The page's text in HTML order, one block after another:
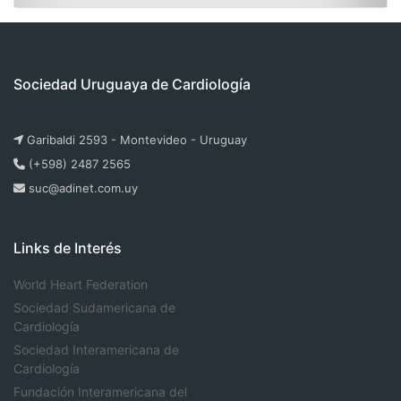
Sociedad Uruguaya de Cardiología
Garibaldi 2593 - Montevideo - Uruguay
(+598) 2487 2565
suc@adinet.com.uy
Links de Interés
World Heart Federation
Sociedad Sudamericana de
Cardiología
Sociedad Interamericana de
Cardiología
Fundación Interamericana del